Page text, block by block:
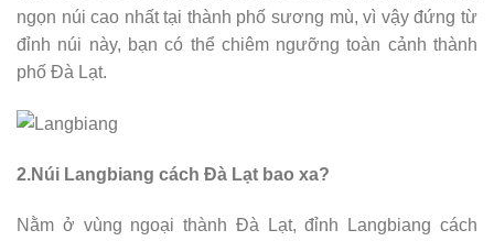
ngọn núi cao nhất tại thành phố sương mù, vì vậy đứng từ
đỉnh núi này, bạn có thể chiêm ngưỡng toàn cảnh thành
phố Đà Lạt.
2.Núi Langbiang cách Đà Lạt bao xa?
Nằm ở vùng ngoại thành Đà Lạt, đỉnh Langbiang cách